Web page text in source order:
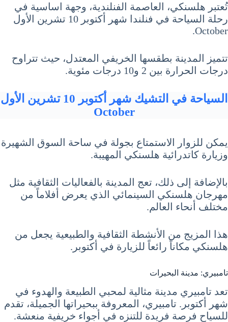
تُعتبر هلسنكي، العاصمة الفنلندية، وجهة اساسية في
رحلة السياحة في فنلندا شهر أكتوبر 10 تشرين الأول
October.
تتميز المدينة بطقسها الخريفي المعتدل، حيث تتراوح
درجات الحرارة بين 2 و10 درجات مئوية.
السياحة في التشيك شهر أكتوبر 10 تشرين الأول
October
يمكن للزوار الاستمتاع بجولة في ساحة السوق الشهيرة
وزيارة كاتدرائية هلسنكي المهيبة.
بالإضافة إلى ذلك، تعج المدينة بالفعاليات الثقافية مثل
مهرجان هلسنكي السينمائي الذي يعرض أفلاماً من
مختلف أنحاء العالم.
هذا المزيج من الأنشطة الثقافية والطبيعية يجعل من
هلسنكي مكاناً رائعاً للزيارة في أكتوبر.
تامبيري: مدينة البحيرات
تعد تامبيري مدينة مثالية لمحبي الطبيعة والهدوء في
شهر أكتوبر. تامبيري، المعروفة ببحيراتها الجميلة، تقدم
للسياح فرصة فريدة للتنزه في أجواء خريفية منعشة.